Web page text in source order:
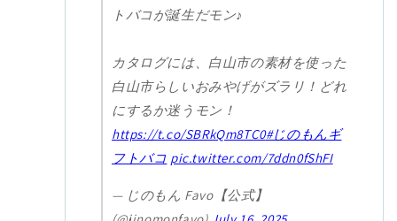
トバコが誕生だモン♪
カタログには、白山市の素材を使った
白山市らしいおみやげがズラリ！どれ
にするか迷うモン！
https://t.co/SBRkQm8TC0#じのもんギ
フトバコ pic.twitter.com/7ddn0fShFI
— じのもん Favo【公式】